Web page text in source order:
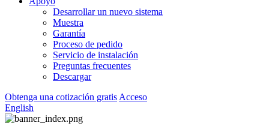
Desarrollar un nuevo sistema
Muestra
Garantía
Proceso de pedido
Servicio de instalación
Preguntas frecuentes
Descargar
Obtenga una cotización gratis Acceso
English